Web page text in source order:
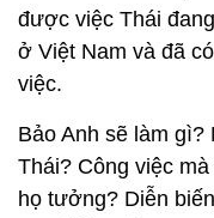
được việc Thái
ở Việt Nam và đã
việc.
Bảo Anh sẽ làm
Thái? Công việc
họ tưởng? Diễn